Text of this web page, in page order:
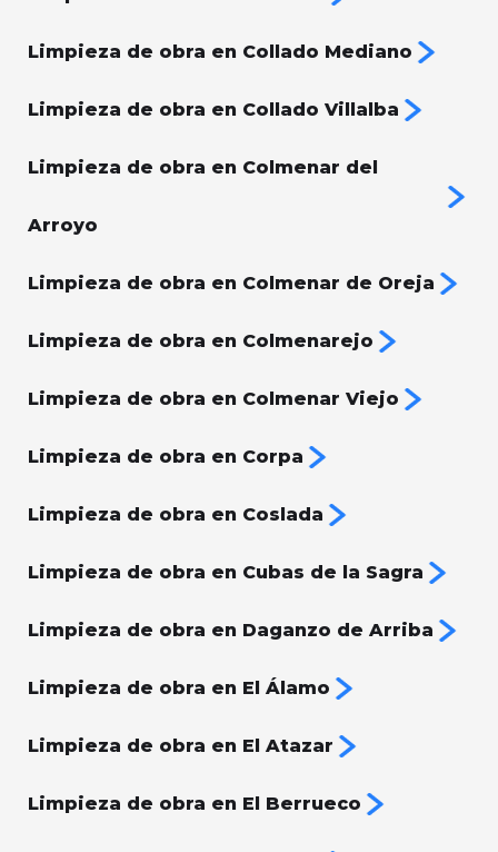
Limpieza de obra en Collado Mediano
Limpieza de obra en Collado Villalba
Limpieza de obra en Colmenar del
Arroyo
Limpieza de obra en Colmenar de Oreja
Limpieza de obra en Colmenarejo
Limpieza de obra en Colmenar Viejo
Limpieza de obra en Corpa
Limpieza de obra en Coslada
Limpieza de obra en Cubas de la Sagra
Limpieza de obra en Daganzo de Arriba
Limpieza de obra en El Álamo
Limpieza de obra en El Atazar
Limpieza de obra en El Berrueco